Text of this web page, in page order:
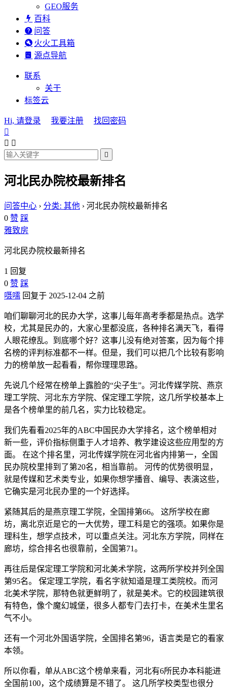
GEO服务
百科
问答
火火工具箱
源点导航
联系
关于
标签云
Hi, 请登录 我要注册
找回密码

 

河北民办院校最新排名
问答中心 › 分类: 其他 › 河北民办院校最新排名
0 赞 踩
雅致房
河北民办院校最新排名
1 回复
0 赞 踩
嗫嚅 回复于 2025-12-04 之前
咱们聊聊河北的民办大学，这事儿每年高考季都是热点。选学
校，尤其是民办的，大家心里都没底，各种排名满天飞，看得
人眼花缭乱。到底哪个好？这事儿没有绝对答案，因为每个排
名榜的评判标准都不一样。但是，我们可以把几个比较有影响
力的榜单放一起看看，帮你理理思路。
先说几个经常在榜单上露脸的“尖子生”。河北传媒学院、燕京
理工学院、河北东方学院、保定理工学院，这几所学校基本上
是各个榜单里的前几名，实力比较稳定。
我们先看看2025年的ABC中国民办大学排名，这个榜单相对
新一些，评价指标侧重于人才培养、教学建设这些应用型的方
面。 在这个排名里，河北传媒学院在河北省内排第一，全国
民办院校里排到了第20名，相当靠前。 河传的优势很明显，
就是传媒和艺术类专业，如果你想学播音、编导、表演这些，
它确实是河北民办里的一个好选择。
紧随其后的是燕京理工学院，全国排第66。 这所学校在廊
坊，离北京近是它的一大优势，理工科是它的强项。如果你是
理科生，想学点技术，可以重点关注。河北东方学院，同样在
廊坊，综合排名也很靠前，全国第71。
再往后是保定理工学院和河北美术学院，这两所学校并列全国
第95名。 保定理工学院，看名字就知道是理工类院校。而河
北美术学院，那特色就更鲜明了，就是美术。它的校园建筑很
有特色，像个魔幻城堡，很多人都专门去打卡，在美术生里名
气不小。
还有一个河北外国语学院，全国排名第96，语言类是它的看家
本领。
所以你看，单从ABC这个榜单来看，河北有6所民办本科能进
全国前100，这个成绩算是不错了。 这几所学校类型也很分